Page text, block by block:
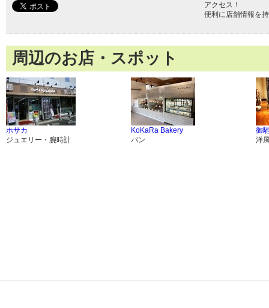
アクセス！
便利に店舗情報を
周辺のお店・スポット
ホサカ
ジュエリー・腕時計
KoKaRa Bakery
パン
御
洋